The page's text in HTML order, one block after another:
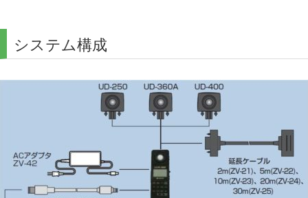
システム構成